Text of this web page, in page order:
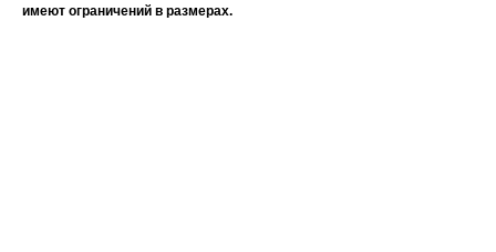
имеют ограничений в размерах.